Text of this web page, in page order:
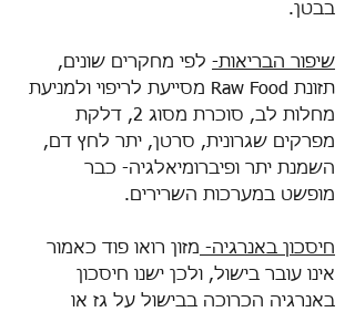
בבטן.
שיפור הבריאות- לפי מחקרים שונים,
תזונת Raw Food מסייעת לריפוי ולמניעת
מחלות לב, סוכרת מסוג 2, דלקת
מפרקים שגרונית, סרטן, יתר לחץ דם,
השמנת יתר ופיברומיאלגיה- כבר
מופשט במערכות השרירים.
חיסכון באנרגיה- מזון רואו פוד כאמור
אינו עובר בישול, ולכן ישנו חיסכון
באנרגיה הכרוכה בבישול על גז או